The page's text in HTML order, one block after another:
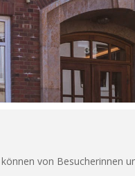
von Besucherinnen